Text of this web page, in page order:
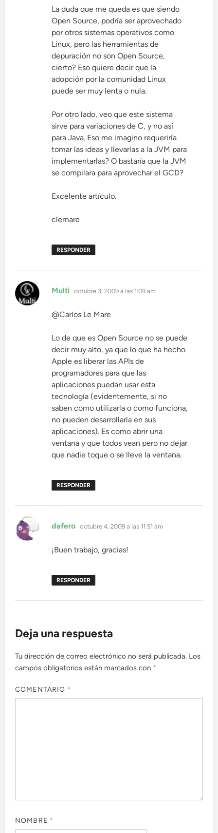
La duda que me queda es que siendo
Open Source, podría ser aprovechado
por otros sistemas operativos como
Linux, pero las herramientas de
depuración no son Open Source,
cierto? Eso quiere decir que la
adopción por la comunidad Linux
puede ser muy lenta o nula.
Por otro lado, veo que este sistema
sirve para variaciones de C, y no así
para Java. Eso me imagino requeriría
tomar las ideas y llevarlas a la JVM para
implementarlas? O bastaría que la JVM
se compilara para aprovechar el GCD?
Excelente artículo.
clemare
RESPONDER
Multi dice:
octubre 3, 2009 a las 1:09 am
@Carlos Le Mare
Lo de que es Open Source no se puede
decir muy alto, ya que lo que ha hecho
Apple es liberar las APIs de
programadores para que las
aplicaciones puedan usar esta
tecnología (evidentemente, si no
saben como utilizarla o como funciona,
no pueden desarrollarla en sus
aplicaciones). Es como abrir una
ventana y que todos vean pero no dejar
que nadie toque o se lleve la ventana.
RESPONDER
dafero dice:
octubre 4, 2009 a las 11:51 am
¡Buen trabajo, gracias!
RESPONDER
Deja una respuesta
Tu dirección de correo electrónico no será publicada. Los
campos obligatorios están marcados con *
COMENTARIO *
NOMBRE *